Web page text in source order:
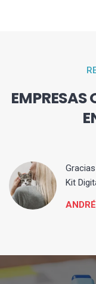
EMPRESAS
Kit